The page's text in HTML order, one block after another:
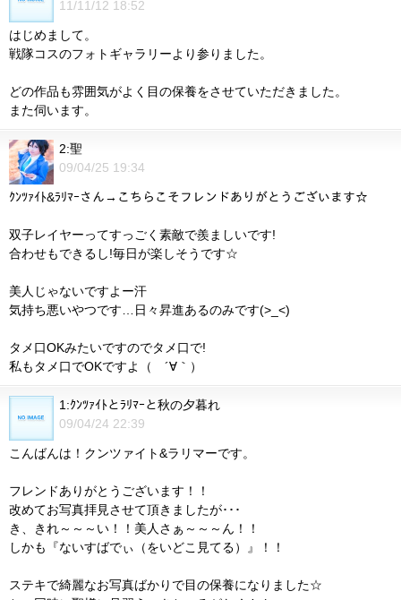
11/11/12 18:52
はじめまして。
戦隊コスのフォトギャラリーより参りました。
どの作品も雰囲気がよく目の保養をさせていただきました。
また伺います。
2:聖
09/04/25 19:34
ｸﾝﾂｧｲﾄ&ﾗﾘﾏｰさん→こちらこそフレンドありがとうございます☆
双子レイヤーってすっごく素敵で羨ましいです!
合わせもできるし!毎日が楽しそうです☆
美人じゃないですよー汗
気持ち悪いやつです…日々昇進あるのみです(>_<)
タメ口OKみたいですのでタメ口で!
私もタメ口でOKですよ（ ´∀｀）
1:ｸﾝﾂｧｲﾄとﾗﾘﾏｰと秋の夕暮れ
09/04/24 22:39
こんばんは！クンツァイト&ラリマーです。
フレンドありがとうございます！！
改めてお写真拝見させて頂きましたが･･･
き、きれ～～～い！！美人さぁ～～～ん！！
しかも『ないすばでぃ（をいどこ見てる）』！！
ステキで綺麗なお写真ばかりで目の保養になりました☆